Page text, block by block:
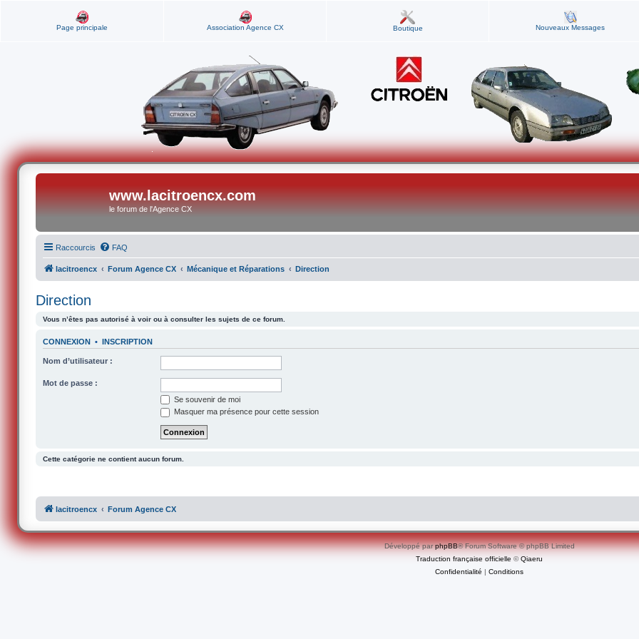
Page principale Association Agence CX Boutique Nouveaux Messages
www.lacitroencx.com
le forum de l'Agence CX
Raccourcis FAQ
lacitroencx Forum Agence CX Mécanique et Réparations Direction
Direction
Vous n’êtes pas autorisé à voir ou à consulter les sujets de ce forum.
CONNEXION • INSCRIPTION
Nom d’utilisateur :
Mot de passe :
Se souvenir de moi
Masquer ma présence pour cette session
Cette catégorie ne contient aucun forum.
lacitroencx Forum Agence CX
Développé parphpBB® Forum Software © phpBB Limited
Traduction française officielle ©Qiaeru
Confidentialité | Conditions